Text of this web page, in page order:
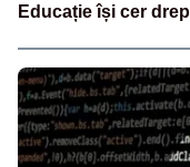
Educație își cer